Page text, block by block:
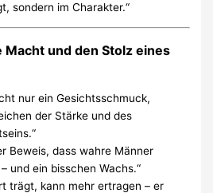
sondern im Charakter.“
Macht und den Stolz eines
nur ein Gesichtsschmuck,
der Stärke und des
Beweis, dass wahre Männer
und ein bisschen Wachs.“
trägt, kann mehr ertragen – er